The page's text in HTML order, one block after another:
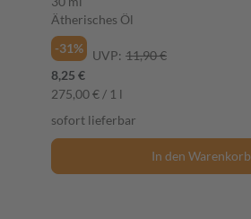
Ätherisches Öl
-31%
UVP: 11,90 €
8,25 €
275,00 € / 1 l
sofort lieferbar
In den Warenkorb